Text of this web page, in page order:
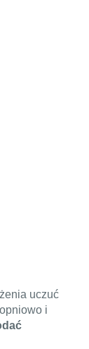
uczuć
i